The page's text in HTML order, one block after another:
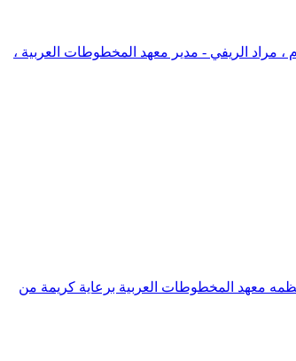
، جلسة نقاشية بعنوان النشر النقدي للنصوص والتحول الرقمي. ضمن الملتقى الثاني لإدارة التراث ومؤسساته في طنجة بالمملكة المغربية بتاريخ 23 مايو 2023م ، مراد الريفي - مدير معهد المخطوطات العربية ،
(الرق المنشور) نموذجا، ضمن الملتقى الثاني لإدارة التراث ومؤسساته في طنجة بالمملكة المغربية بتاريخ 23 مايو 2023م الذي نظمه معهد المخطوطات العربية برعاية كريمة من